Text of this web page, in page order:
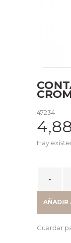
47234
Hay
CROMADO
AÑADIR
Guardar